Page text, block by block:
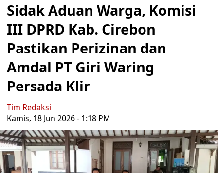
Sidak Aduan Warga, Komisi
III DPRD Kab. Cirebon
Pastikan Perizinan dan
Amdal PT Giri Waring
Persada Klir
Tim Redaksi
Kamis, 18 Jun 2026 - 1:18 PM